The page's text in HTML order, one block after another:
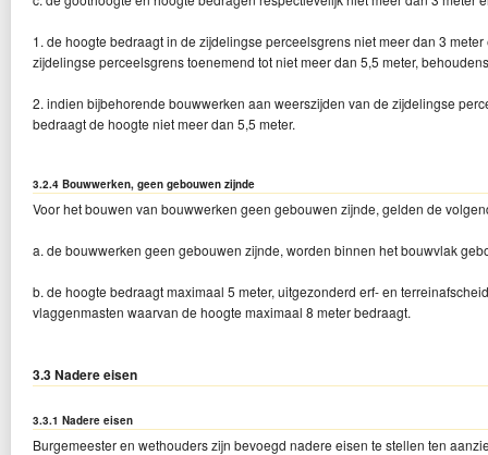
1. de hoogte bedraagt in de zijdelingse perceelsgrens niet meer dan 3
zijdelingse perceelsgrens toenemend tot niet meer dan 5,5 meter,
2. indien bijbehorende bouwwerken aan weerszijden van de zijdelingse
bedraagt de hoogte niet meer dan 5,5 meter.
3.2.4 Bouwwerken, geen gebouwen zijnde
Voor het bouwen van bouwwerken geen gebouwen zijnde, gelden de
a. de bouwwerken geen gebouwen zijnde, worden binnen het bouwvlak
b. de hoogte bedraagt maximaal 5 meter, uitgezonderd erf- en
vlaggenmasten waarvan de hoogte maximaal 8 meter bedraagt.
3.3 Nadere eisen
3.3.1 Nadere eisen
Burgemeester en wethouders zijn bevoegd nadere eisen te stellen ten